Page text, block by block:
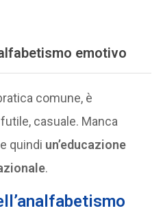
emotivo
comune, è
casuale. Manca
e quindi un’educazione
.